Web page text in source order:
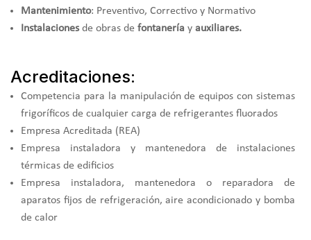
Mantenimiento: Preventivo, Correctivo y Normativo
Instalacionesde obras de fontanería y auxiliares.
Acreditaciones:
Competencia para la manipulación de equipos con sistemas
frigoríficos de cualquier carga de refrigerantes fluorados
Empresa Acreditada (REA)
Empresa instaladora y mantenedora de instalaciones
térmicas de edificios
Empresa instaladora, mantenedora o reparadora de
aparatos fijos de refrigeración, aire acondicionado y bomba
de calor